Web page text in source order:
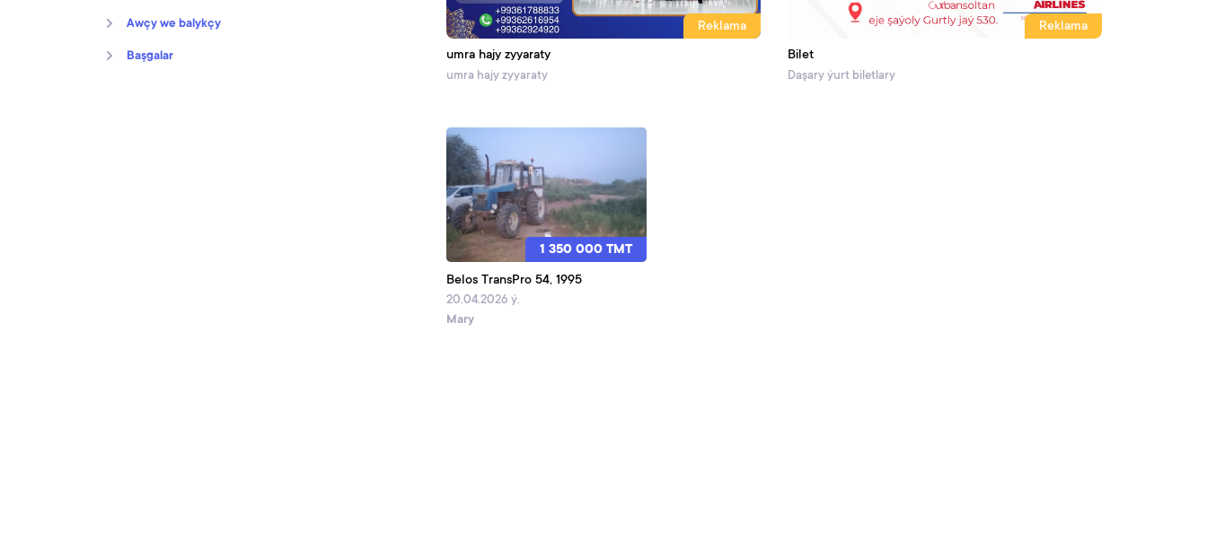
Awçy we balykçy
Başgalar
Reklama
umra hajy zyyaraty
umra hajy zyyaraty
Reklama
Bilet
Daşary ýurt biletlary
1 350 000 TMT
Belos TransPro 54, 1995
20.04.2026 ý.
Mary